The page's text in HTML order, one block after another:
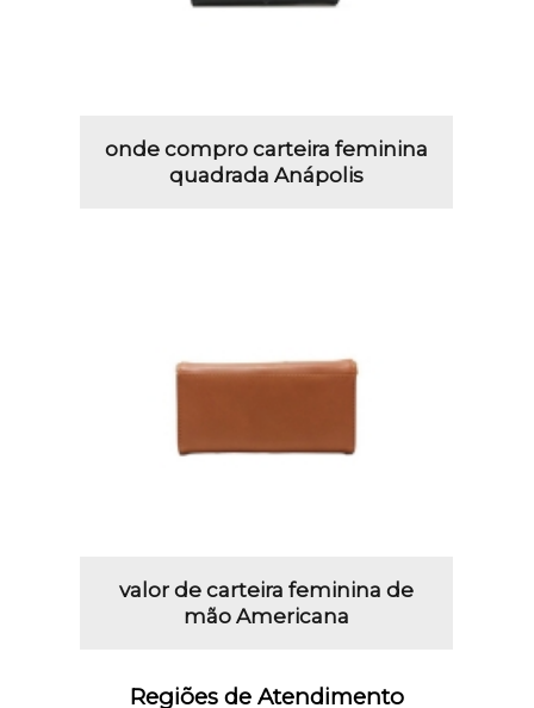
onde compro carteira feminina
quadrada Anápolis
valor de carteira feminina de
mão Americana
Regiões de Atendimento